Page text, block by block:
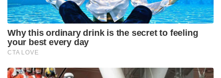
क्रय गतिविधियों पर प्रभाव पड़ने की उम्मीद है। हालांकि,
गुप्ता ने आगाह किया कि भारतीय निर्यात पर मंदी के प्रभाव की
सीमा का सटीक रूप से निर्धारण करना अभी जल्दबाजी होगी।